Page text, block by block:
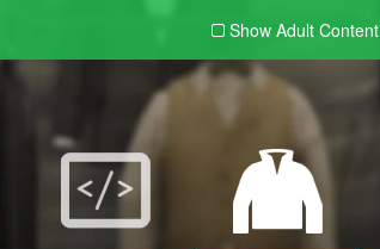
Show Adult Content